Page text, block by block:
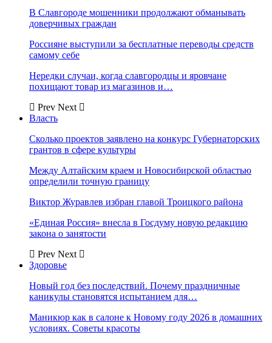
В Славгороде мошенники продолжают обманывать
доверчивых граждан
Россияне выступили за бесплатные переводы средств
самому себе
Нередки случаи, когда славгородцы и яровчане
похищают товар из магазинов и…
Prev Next
Власть
Сколько проектов заявлено на конкурс Губернаторских
грантов в сфере культуры
Между Алтайским краем и Новосибирской областью
определили точную границу
Виктор Журавлев избран главой Троицкого района
«Единая Россия» внесла в Госдуму новую редакцию
закона о занятости
Prev Next
Здоровье
Новый год без последствий. Почему праздничные
каникулы становятся испытанием для…
Маникюр как в салоне к Новому году 2026 в домашних
условиях. Советы красоты